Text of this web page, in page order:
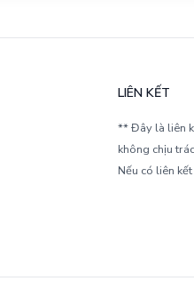
LIÊN KẾT
** Đây là liên
không chịu
Nếu có liên